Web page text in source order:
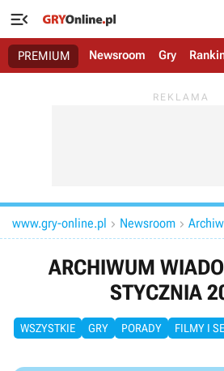

PREMIUM Newsroom Gry
www.gry-online.pl  Newsroom 
ARCHIWUM
STYCZNIA
WSZYSTKIE GRY PORADY FILMY I